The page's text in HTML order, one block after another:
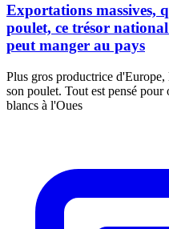
Exportations massives,
poulet, ce trésor
peut manger au pays
Plus gros productrice
son poulet. Tout est pensé
blancs à l'Oues